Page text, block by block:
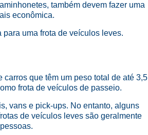
também devem fazer uma
econômica.
uma frota de veículos leves.
que têm um peso total de até 3,5
frota de veículos de passeio.
vans e pick-ups. No entanto, alguns
de veículos leves são geralmente